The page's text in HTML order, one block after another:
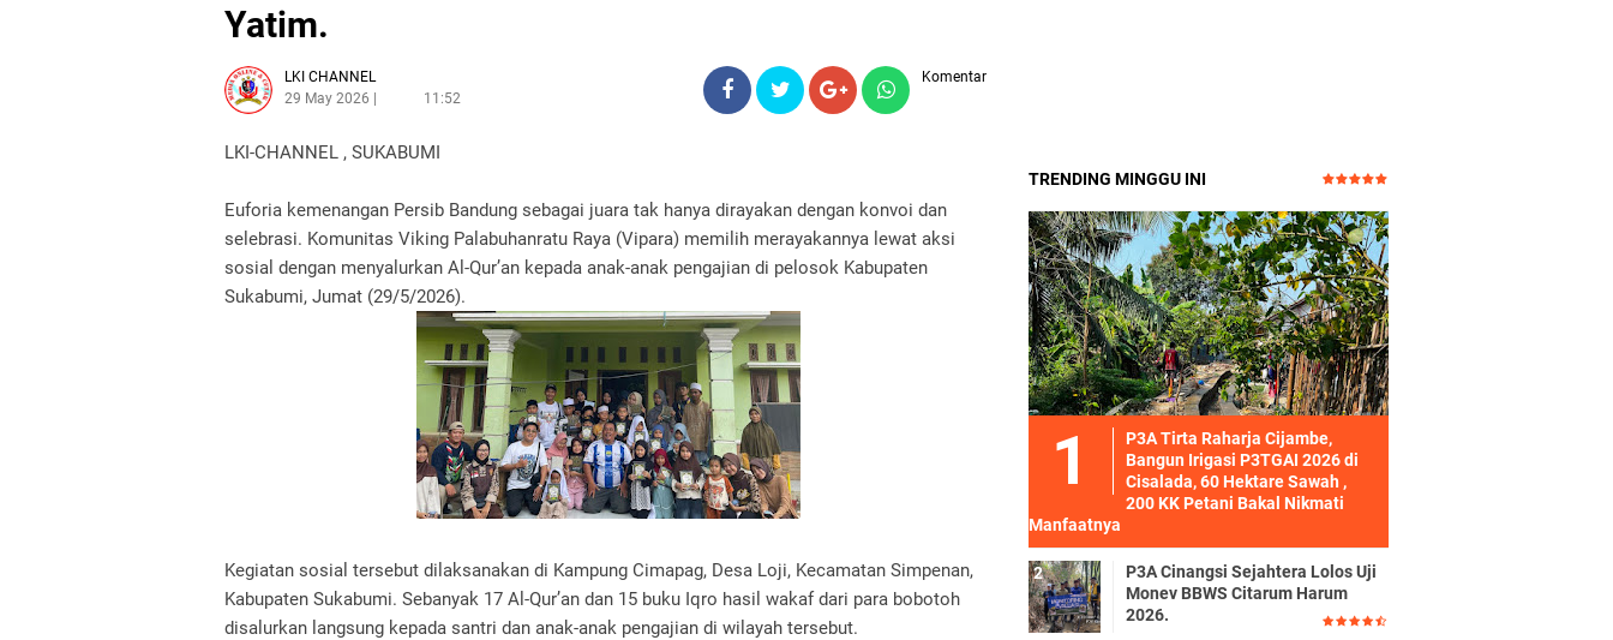
Yatim.
LKI CHANNEL
29 May 2026
11:52
Komentar
LKI-CHANNEL , SUKABUMI
Euforia kemenangan Persib Bandung sebagai juara tak hanya dirayakan dengan konvoi dan
selebrasi. Komunitas Viking Palabuhanratu Raya (Vipara) memilih merayakannya lewat aksi
sosial dengan menyalurkan Al-Qur’an kepada anak-anak pengajian di pelosok Kabupaten
Sukabumi, Jumat (29/5/2026).
Kegiatan sosial tersebut dilaksanakan di Kampung Cimapag, Desa Loji, Kecamatan Simpenan,
Kabupaten Sukabumi. Sebanyak 17 Al-Qur’an dan 15 buku Iqro hasil wakaf dari para bobotoh
disalurkan langsung kepada santri dan anak-anak pengajian di wilayah tersebut.
TRENDING MINGGU INI
P3A Tirta Raharja Cijambe,
Bangun Irigasi P3TGAI 2026 di
Cisalada, 60 Hektare Sawah ,
200 KK Petani Bakal Nikmati
Manfaatnya
P3A Cinangsi Sejahtera Lolos Uji
Monev BBWS Citarum Harum
2026.